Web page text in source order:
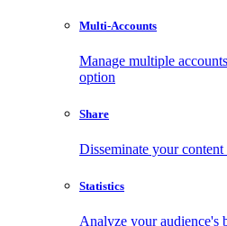
Multi-Accounts
Manage multiple
option
Share
Disseminate your
Statistics
Analyze your audience's